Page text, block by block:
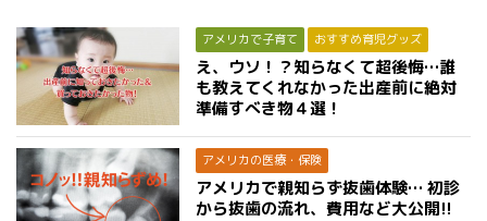
アメリカで子育て おすすめ育児グッズ
え、ウソ！？知らなくて超後悔…誰
も教えてくれなかった出産前に絶対
準備すべき物４選！
アメリカの医療・保険
アメリカで親知らず抜歯体験… 初診
から抜歯の流れ、費用など大公開!!